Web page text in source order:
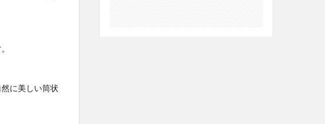
に美しい筒状